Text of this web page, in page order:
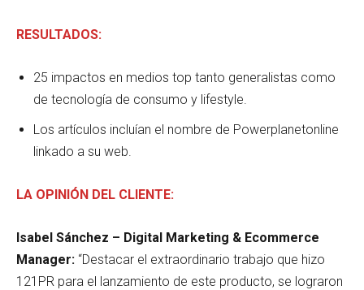
RESULTADOS:
25 impactos en medios top tanto generalistas como
de tecnología de consumo y lifestyle.
Los artículos incluían el nombre de Powerplanetonline
linkado a su web.
LA OPINIÓN DEL CLIENTE:
Isabel Sánchez – Digital Marketing & Ecommerce
Manager: “Destacar el extraordinario trabajo que hizo
121PR para el lanzamiento de este producto, se lograron